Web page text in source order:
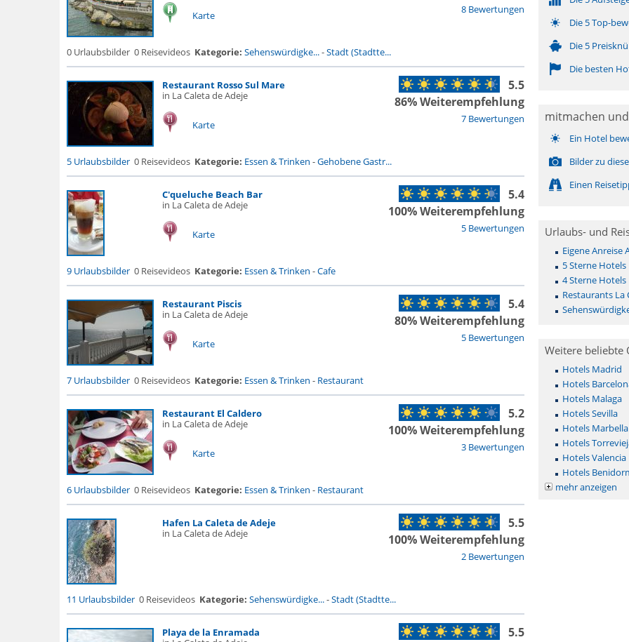
Karte 8 Bewertungen
0 Urlaubsbilder 0 Reisevideos Kategorie: Sehenswürdigke...-Stadt (Stadtte...
Restaurant Rosso Sul Mare
in La Caleta de Adeje
Karte 7 Bewertungen
5.5
86% Weiterempfehlung
5 Urlaubsbilder 0 Reisevideos Kategorie: Essen & Trinken -Gehobene Gastr...
C'queluche Beach Bar
in La Caleta de Adeje
Karte 5 Bewertungen
5.4
100% Weiterempfehlung
9 Urlaubsbilder 0 Reisevideos Kategorie: Essen & Trinken -Cafe
Restaurant Piscis
in La Caleta de Adeje
Karte 5 Bewertungen
5.4
80% Weiterempfehlung
7 Urlaubsbilder 0 Reisevideos Kategorie: Essen & Trinken - Restaurant
Restaurant El Caldero
in La Caleta de Adeje
Karte 3 Bewertungen
5.2
100% Weiterempfehlung
6 Urlaubsbilder 0 Reisevideos Kategorie: Essen & Trinken - Restaurant
Hafen La Caleta de Adeje
in La Caleta de Adeje
2 Bewertungen
5.5
100% Weiterempfehlung
11 Urlaubsbilder 0 Reisevideos Kategorie: Sehenswürdigke...-Stadt (Stadtte...
Playa de la Enramada
5.5
Die 5 Top-
Die 5
Die besten
mitmachen
Ein Hotel
Bilder zu
Einen
Urlaubs- und
Eigene Anreise
5 Sterne Hotels
4 Sterne Hotels
Restaurants La
Weitere beliebte
Hotels Madrid
Hotels
Hotels Malaga
Hotels Sevilla
Hotels Marbella
Hotels
Hotels Valencia
Hotels
mehr anzeigen